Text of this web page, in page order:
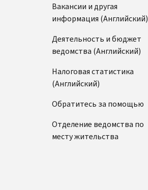
Вакансии и другая
информация (Английский)
Деятельность и бюджет
ведомства (Английский)
Налоговая статистика
(Английский)
Обратитесь за помощью
Отделение ведомства по
месту жительства